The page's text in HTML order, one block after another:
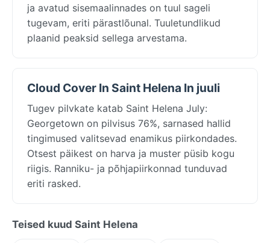
ja avatud sisemaalinnades on tuul sageli
tugevam, eriti pärastlõunal. Tuuletundlikud
plaanid peaksid sellega arvestama.
Cloud Cover In Saint Helena In juuli
Tugev pilvkate katab Saint Helena July:
Georgetown on pilvisus 76%, sarnased hallid
tingimused valitsevad enamikus piirkondades.
Otsest päikest on harva ja muster püsib kogu
riigis. Ranniku- ja põhjapiirkonnad tunduvad
eriti rasked.
Teised kuud Saint Helena